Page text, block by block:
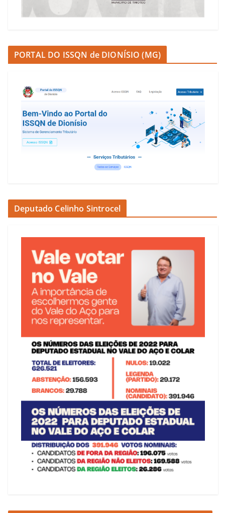
PORTAL DO ISSQN de DIONÍSIO (MG)
Deputado Celinho Sintrocel